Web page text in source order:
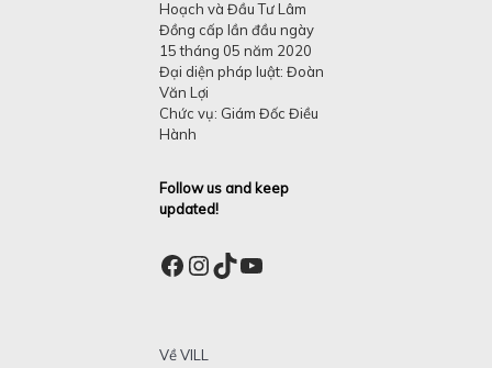
Hoạch và Đầu Tư Lâm
Đồng cấp lần đầu ngày
15 tháng 05 năm 2020
Đại diện pháp luật: Đoàn
Văn Lợi
Chức vụ: Giám Đốc Điều
Hành
Follow us and keep
updated!
Facebook
Instagram
TikTok
YouTube
Về VILL